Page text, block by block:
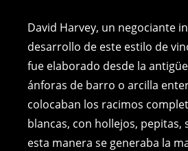
David Harvey, un negociante
desarrollo de este estilo de
fue elaborado desde la
ánforas de barro o arcilla
colocaban los racimos
blancas, con hollejos, pepitas,
esta manera se generaba la